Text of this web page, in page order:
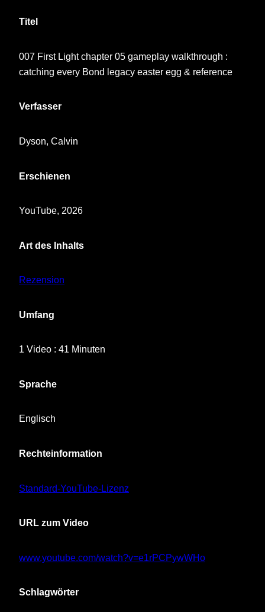
Titel
007 First Light chapter 05 gameplay walkthrough :
catching every Bond legacy easter egg & reference
Verfasser
Dyson, Calvin
Erschienen
YouTube, 2026
Art des Inhalts
Rezension
Umfang
1 Video : 41 Minuten
Sprache
Englisch
Rechteinformation
Standard-YouTube-Lizenz
URL zum Video
www.youtube.com/watch?v=e1rPCPywWHo
Schlagwörter